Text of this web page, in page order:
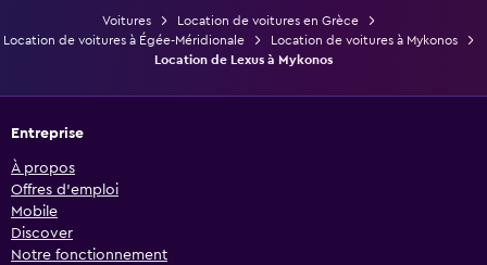
Voitures
Location de voitures en Grèce
Location de voitures à Égée-Méridionale
Location de voitures à Mykonos
Location de Lexus à Mykonos
Entreprise
À propos
Offres d’emploi
Mobile
Discover
Notre fonctionnement